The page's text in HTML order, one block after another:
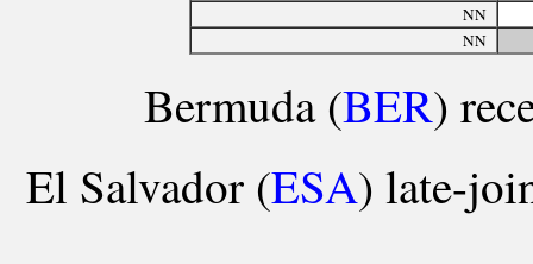
NN
NN
Bermuda (BER)
El Salvador (ESA) late-